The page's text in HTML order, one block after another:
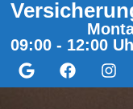
09:00 - 12:00